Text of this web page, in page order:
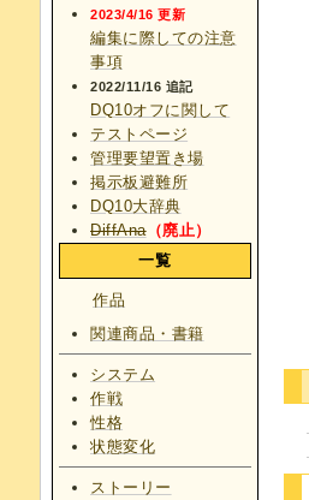
2023/4/16 更新
編集に際しての注意
事項
2022/11/16 追記
DQ10オフに関して
テストページ
管理要望置き場
掲示板避難所
DQ10大辞典
DiffAna（廃止）
一覧
作品
関連商品・書籍
システム
作戦
性格
状態変化
ストーリー